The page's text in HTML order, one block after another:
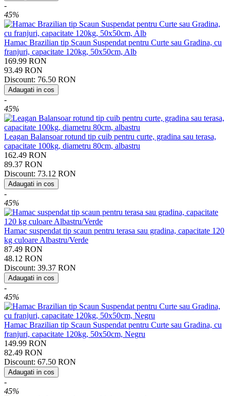
-
45%
Hamac Brazilian tip Scaun Suspendat pentru Curte sau Gradina, cu
franjuri, capacitate 120kg, 50x50cm, Alb
169.99 RON
93.49 RON
Discount: 76.50 RON
Adaugati in cos
-
45%
Leagan Balansoar rotund tip cuib pentru curte, gradina sau terasa,
capacitate 100kg, diametru 80cm, albastru
162.49 RON
89.37 RON
Discount: 73.12 RON
Adaugati in cos
-
45%
Hamac suspendat tip scaun pentru terasa sau gradina, capacitate 120
kg culoare Albastru/Verde
87.49 RON
48.12 RON
Discount: 39.37 RON
Adaugati in cos
-
45%
Hamac Brazilian tip Scaun Suspendat pentru Curte sau Gradina, cu
franjuri, capacitate 120kg, 50x50cm, Negru
149.99 RON
82.49 RON
Discount: 67.50 RON
Adaugati in cos
-
45%